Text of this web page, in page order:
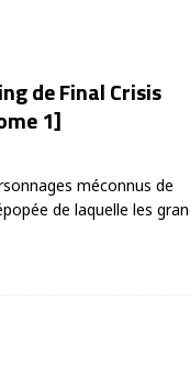
de Final Crisis
1]
méconnus de
de laquelle les